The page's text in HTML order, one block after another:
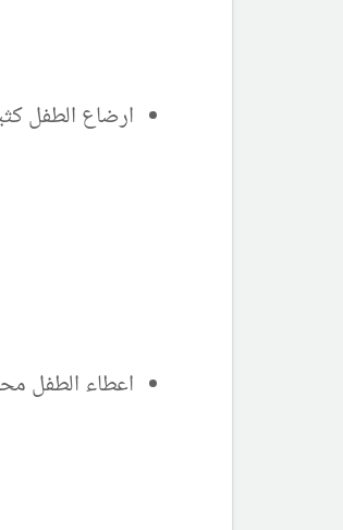
ارضاع الطفل
اعطاء الطفل